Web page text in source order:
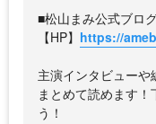
■松山まみ公式ブロ
【HP】 https://
主演インタビュー
まとめて読めます
う！